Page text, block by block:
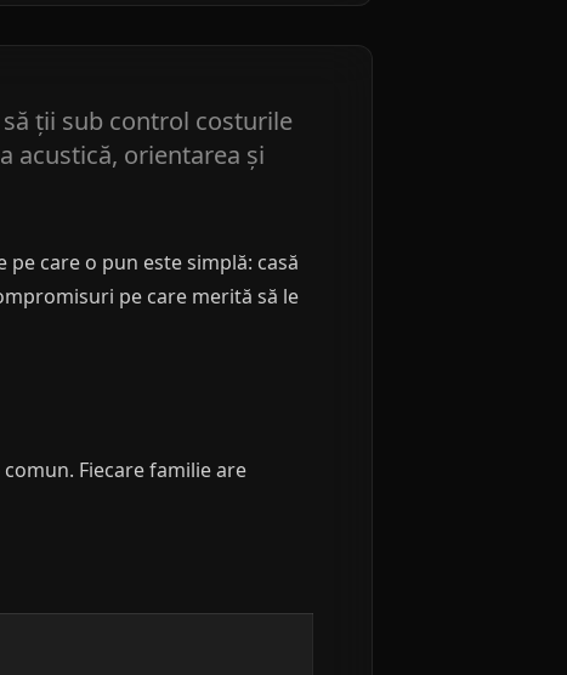
ții sub control costurile
acustică, orientarea și
care o pun este simplă: casă
pe care merită să le
Fiecare familie are